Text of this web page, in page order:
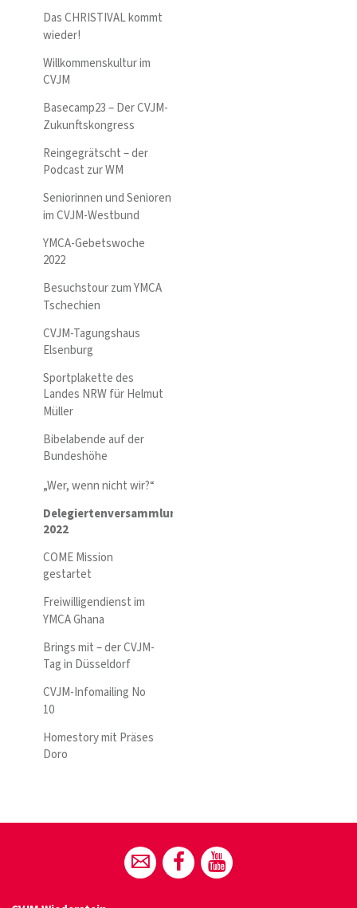
Das CHRISTIVAL kommt
wieder!
Willkommenskultur im
CVJM
Basecamp23 – Der CVJM-
Zukunftskongress
Reingegrätscht – der
Podcast zur WM
Seniorinnen und Senioren
im CVJM-Westbund
YMCA-Gebetswoche
2022
Besuchstour zum YMCA
Tschechien
CVJM-Tagungshaus
Elsenburg
Sportplakette des
Landes NRW für Helmut
Müller
Bibelabende auf der
Bundeshöhe
„Wer, wenn nicht wir?“
Delegiertenversammlung
2022
COME Mission
gestartet
Freiwilligendienst im
YMCA Ghana
Brings mit – der CVJM-
Tag in Düsseldorf
CVJM-Infomailing No
10
Homestory mit Präses
Doro